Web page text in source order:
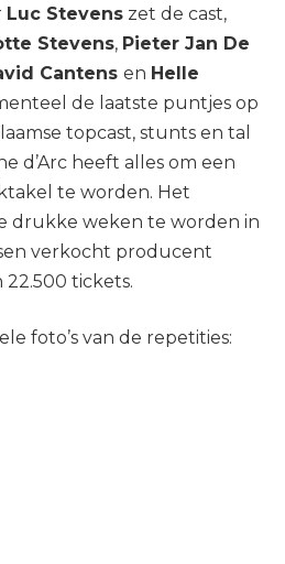
Luc Stevens zet de cast,
Stevens, Pieter Jan De
Cantens en Helle
de laatste puntjes op
topcast, stunts en tal
d’Arc heeft alles om een
te worden. Het
drukke weken te worden in
verkocht producent
22.500 tickets.
foto’s van de repetities: